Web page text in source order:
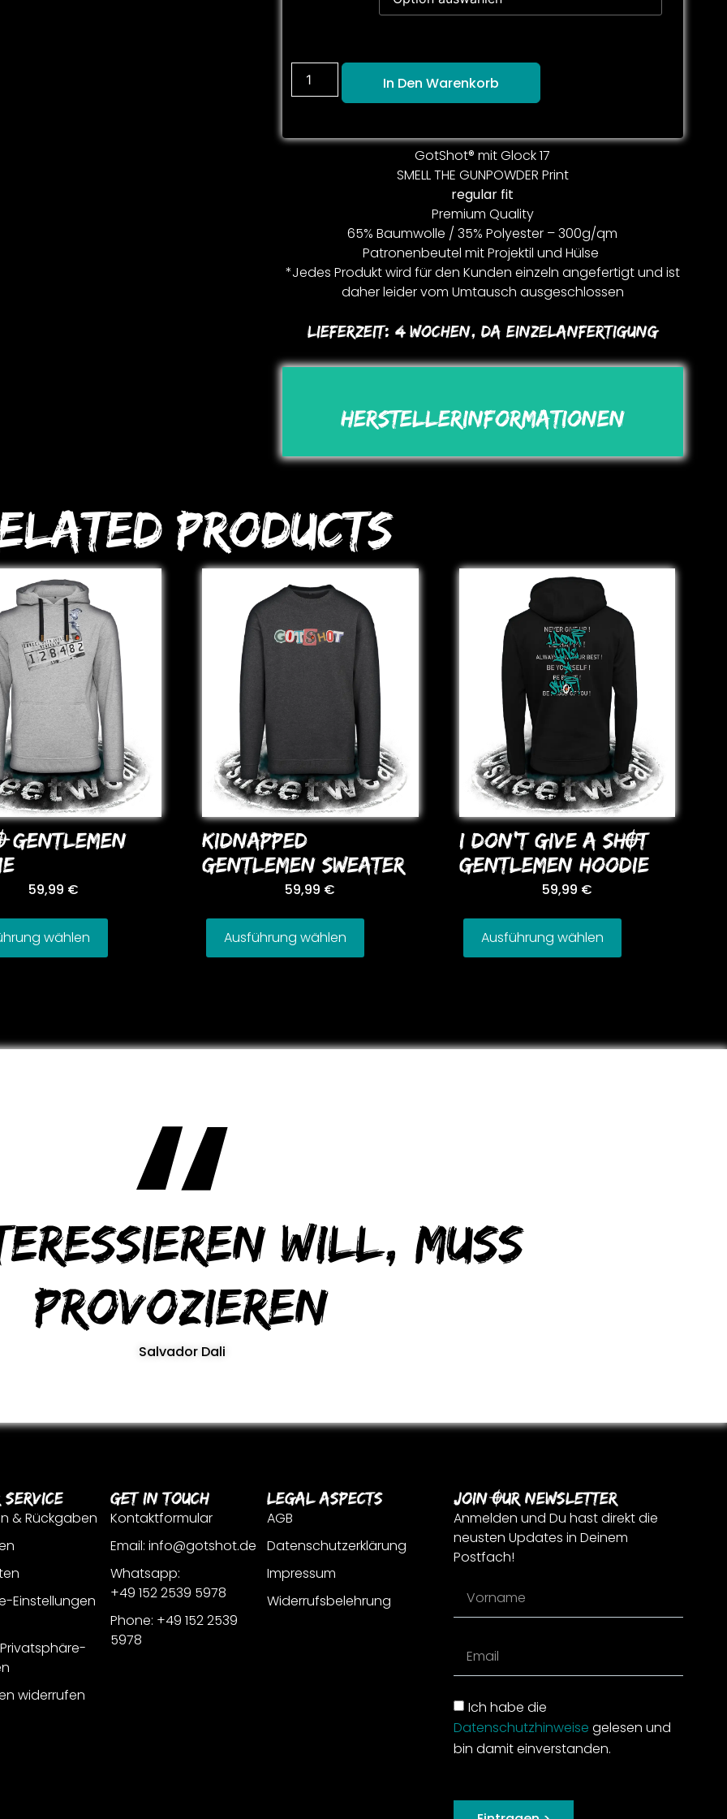
In Den Warenkorb
GotShot® mit Glock 17
SMELL THE GUNPOWDER Print
regular fit
Premium Quality
65% Baumwolle / 35% Polyester – 300g/qm
Patronenbeutel mit Projektil und Hülse
*Jedes Produkt wird für den Kunden einzeln angefertigt und ist
daher leider vom Umtausch ausgeschlossen
Lieferzeit: 4 Wochen, Da Einzelanfertigung
Herstellerinformationen
Products
GENTLEMEN
59,99 €
wählen
KIDNAPPED
GENTLEMEN SWEATER
59,99 €
Ausführung wählen
I DoN’T GIVE A SHOT
GENTLEMEN HooDIE
59,99 €
Ausführung wählen
will, muss
provozieren
Salvador Dali
Service
& Rückgaben
Einstellungen
widerrufen
Get In Touch
Kontaktformular
Email: info@gotshot.de
Whatsapp:
+49 152 2539 5978
Phone: +49 152 2539
5978
Legal Aspects
AGB
Datenschutzerklärung
Impressum
Widerrufsbelehrung
Join Our Newsletter
Anmelden und Du hast direkt die
neusten Updates in Deinem
Postfach!
Ich habe die
Datenschutzhinweise gelesen und
bin damit einverstanden.